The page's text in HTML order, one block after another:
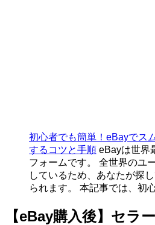
初心者でも簡単！eBayでス
するコツと手順 eBayは世界
フォームです。 全世界のユ
しているため、あなたが探
られます。 本記事では、初
【eBay購入後】セラ